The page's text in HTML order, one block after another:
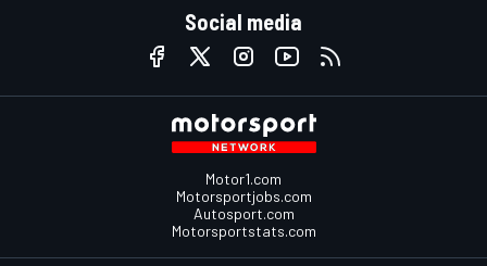
Social media
Motor1.com
Motorsportjobs.com
Autosport.com
Motorsportstats.com